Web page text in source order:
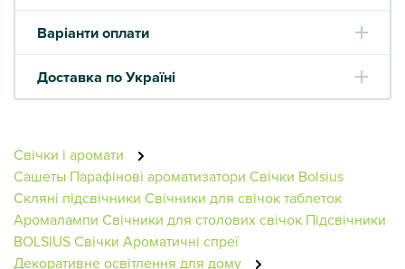
Варіанти оплати
Доставка по Україні
Свічки і аромати
Сашеты Парафінові ароматизатори Свічки Bolsius
Скляні підсвічники Свічники для свічок таблеток
Аромалампи Свічники для столових свічок Підсвічники
BOLSIUSСвічки Ароматичні спреї
Декоративне освітлення для дому